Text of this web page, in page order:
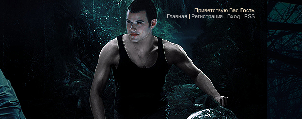
Приветствую Вас Гость
Главная| Регистрация | Вход | RSS